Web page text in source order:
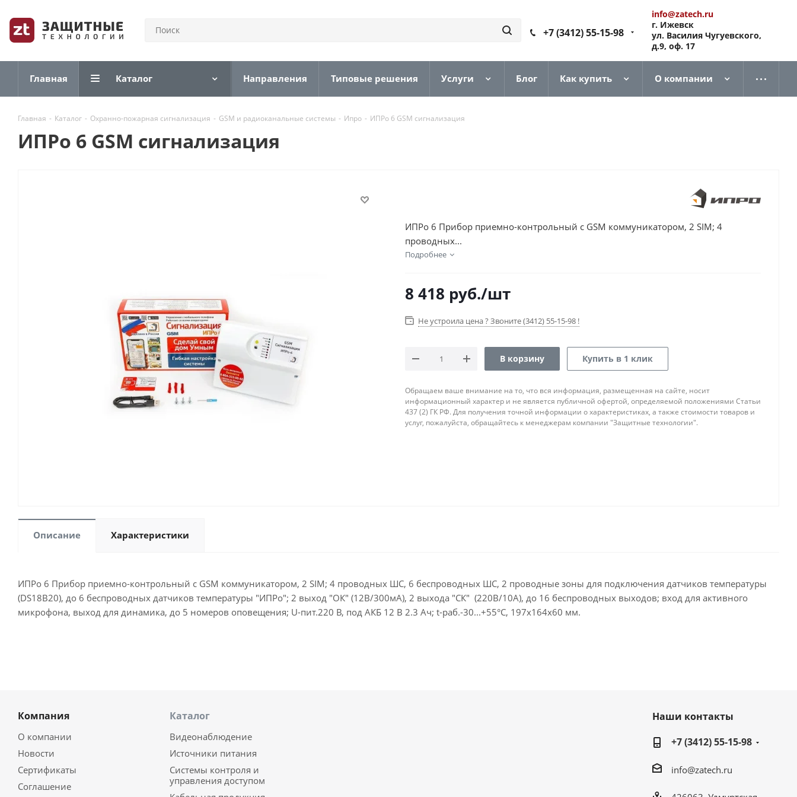
+7 (3412) 55-15-98
info@zatech.ru
г. Ижевск
ул. Василия Чугуевского,
д.9, оф. 17
Главная Каталог Направления Типовые решения Услуги Блог Как купить О компании
Главная - Каталог - Охранно-пожарная сигнализация - GSM и радиоканальные системы - Ипро - ИПРо 6 GSM сигнализация
ИПРо 6 GSM сигнализация
ИПРо 6 Прибор приемно-контрольный с GSM коммуникатором, 2 SIM; 4
проводных...
Подробнее
8 418 руб./шт
Не устроила цена ? Звоните (3412) 55-15-98 !
В корзину Купить в 1 клик
Обращаем ваше внимание на то, что вся информация, размещенная на сайте, носит
информационный характер и не является публичной офертой, определяемой положениями Статьи
437 (2) ГК РФ. Для получения точной информации о характеристиках, а также стоимости товаров и
услуг, пожалуйста, обращайтесь к менеджерам компании "Защитные технологии".
Описание Характеристики
ИПРо 6 Прибор приемно-контрольный с GSM коммуникатором, 2 SIM; 4 проводных ШС, 6 беспроводных ШС, 2 проводные зоны для подключения датчиков температуры
(DS18B20), до 6 беспроводных датчиков температуры "ИПРо"; 2 выход "ОК" (12В/300мА), 2 выхода "СК" (220В/10А), до 16 беспроводных выходов; вход для активного
микрофона, выход для динамика, до 5 номеров оповещения; U-пит.220 В, под АКБ 12 В 2.3 Ач; t-раб.-30...+55°С, 197х164х60 мм.
Компания
О компании
Новости
Сертификаты
Соглашение
Каталог
Видеонаблюдение
Источники питания
Системы контроля и
управления доступом
Наши контакты
+7 (3412) 55-15-98
info@zatech.ru